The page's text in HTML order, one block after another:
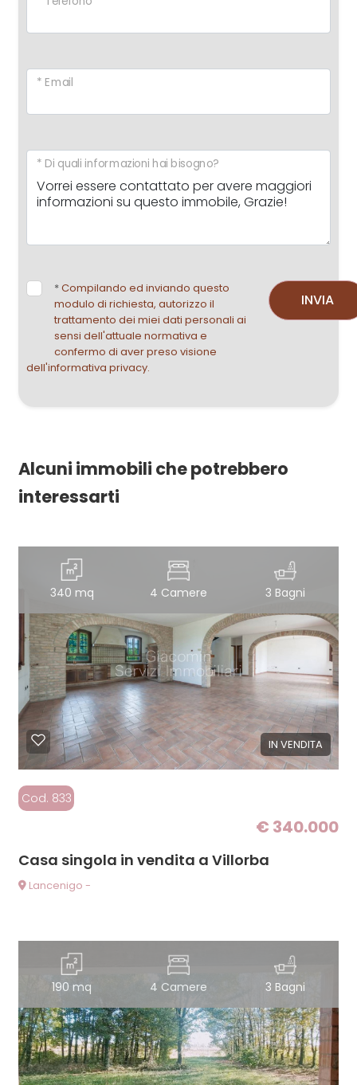
* Email
* Di quali informazioni hai bisogno?
*Compilando ed inviando questo
modulo di richiesta, autorizzo il
trattamento dei miei dati personali ai
sensi dell'attuale normativa e
confermo di aver preso visione
dell'informativa privacy.
INVIA
Alcuni immobili che potrebbero
interessarti
340 mq 4 Camere 3 Bagni
IN VENDITA
Cod. 833
€ 340.000
Casa singola in vendita a Villorba
Lancenigo -
190 mq 4 Camere 3 Bagni